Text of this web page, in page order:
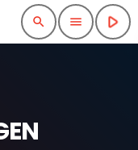
search menu play_arrow